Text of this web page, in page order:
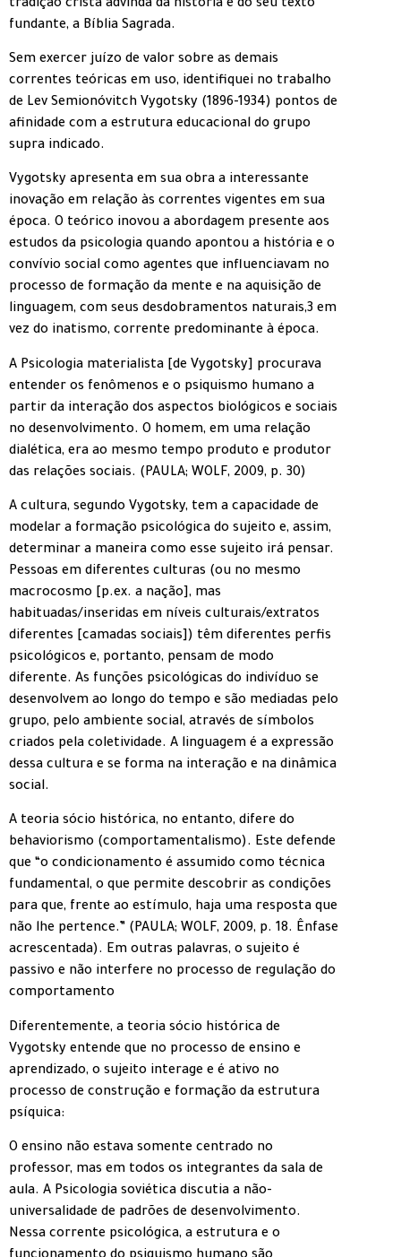
tradição cristã advinda da história e do seu texto
fundante, a Bíblia Sagrada.
Sem exercer juízo de valor sobre as demais
correntes teóricas em uso, identifiquei no trabalho
de Lev Semionóvitch Vygotsky (1896-1934) pontos de
afinidade com a estrutura educacional do grupo
supra indicado.
Vygotsky apresenta em sua obra a interessante
inovação em relação às correntes vigentes em sua
época. O teórico inovou a abordagem presente aos
estudos da psicologia quando apontou a história e o
convívio social como agentes que influenciavam no
processo de formação da mente e na aquisição de
linguagem, com seus desdobramentos naturais,3 em
vez do inatismo, corrente predominante à época.
A Psicologia materialista [de Vygotsky] procurava
entender os fenômenos e o psiquismo humano a
partir da interação dos aspectos biológicos e sociais
no desenvolvimento. O homem, em uma relação
dialética, era ao mesmo tempo produto e produtor
das relações sociais. (PAULA; WOLF, 2009, p. 30)
A cultura, segundo Vygotsky, tem a capacidade de
modelar a formação psicológica do sujeito e, assim,
determinar a maneira como esse sujeito irá pensar.
Pessoas em diferentes culturas (ou no mesmo
macrocosmo [p.ex. a nação], mas
habituadas/inseridas em níveis culturais/extratos
diferentes [camadas sociais]) têm diferentes perfis
psicológicos e, portanto, pensam de modo
diferente. As funções psicológicas do indivíduo se
desenvolvem ao longo do tempo e são mediadas pelo
grupo, pelo ambiente social, através de símbolos
criados pela coletividade. A linguagem é a expressão
dessa cultura e se forma na interação e na dinâmica
social.
A teoria sócio histórica, no entanto, difere do
behaviorismo (comportamentalismo). Este defende
que “o condicionamento é assumido como técnica
fundamental, o que permite descobrir as condições
para que, frente ao estímulo, haja uma resposta que
não lhe pertence.” (PAULA; WOLF, 2009, p. 18. Ênfase
acrescentada). Em outras palavras, o sujeito é
passivo e não interfere no processo de regulação do
comportamento
Diferentemente, a teoria sócio histórica de
Vygotsky entende que no processo de ensino e
aprendizado, o sujeito interage e é ativo no
processo de construção e formação da estrutura
psíquica:
O ensino não estava somente centrado no
professor, mas em todos os integrantes da sala de
aula. A Psicologia soviética discutia a não-
universalidade de padrões de desenvolvimento.
Nessa corrente psicológica, a estrutura e o